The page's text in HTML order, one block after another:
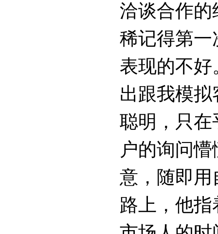
洽谈合作
稀记得第
表现的不
出跟我模
聪明，只在
户的询问
意，随即
路上，他